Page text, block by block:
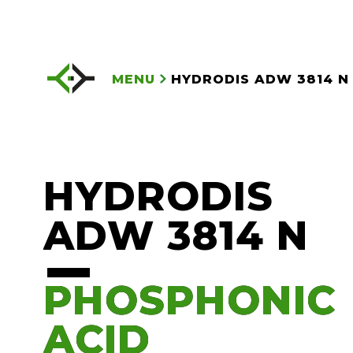
MENU HYDRODIS ADW 3814 N
HYDRODIS
ADW 3814 N
PHOSPHONIC
ACID
PHOSPHONIC
ACID